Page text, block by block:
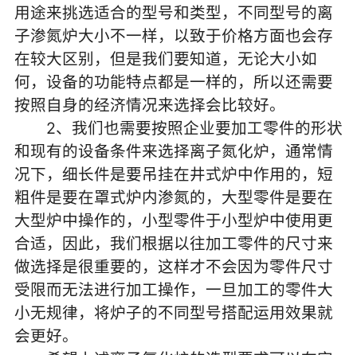
用途来挑选适合的型号和类型，不同型号的离
子渗氮炉大小不一样，以致于价格方面也会存
在较大区别，但是我们要知道，无论大小如
何，设备的功能特点都是一样的，所以还需要
按照自身的经济情况来选择会比较好。
2、我们也需要按照企业要加工零件的形状
和现有的设备条件来选择离子氮化炉，通常情
况下，细长件是要吊挂在井式炉中作用的，短
粗件是要在罩式炉内渗氮的，大型零件是要在
大型炉中操作的，小型零件于小型炉中使用更
合适，因此，我们根据以往加工零件的尺寸来
做选择是很重要的，这样才不会因为零件尺寸
受限而无法进行加工操作，一旦加工的零件大
小无规律，将炉子的不同型号搭配运用效果就
会更好。